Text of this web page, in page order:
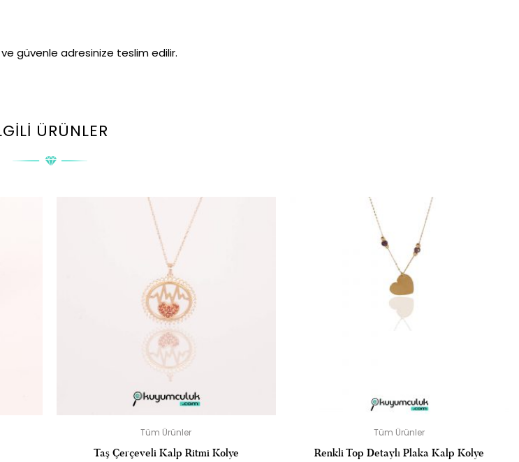
ve güvenle adresinize teslim edilir.
ÜRÜNLER
Tüm Ürünler
Taş Çerçeveli Kalp Ritmi Kolye
Tüm Ürünler
Renkli Top Detaylı Plaka Kalp Kolye
IÇIN YORUM YAPAN ILK KIŞI SIZ OLUN
ile işaretlenmişlerdir